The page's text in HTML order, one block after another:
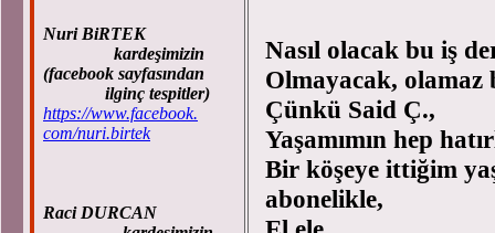
Nuri BiRTEK
kardeşimizin
(facebook sayfasından
ilginç tespitler)
https://www.facebook.
com/nuri.birtek
Raci DURCAN
Nasıl olacak bu iş
Olmayacak, olamaz
Çünkü Said Ç.,
Yaşamımın hep
Bir köşeye ittiğim
abonelikle,